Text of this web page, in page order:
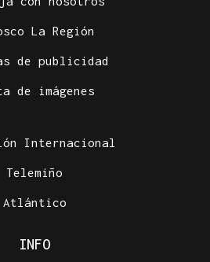
La Región
de publicidad
de imágenes
Internacional
Telemiño
Atlántico
INFO